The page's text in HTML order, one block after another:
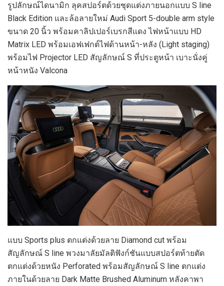
รูปลักษณ์ไดนามิก ลุคสปอร์ตด้วยชุดแต่งภายนอกแบบ S line
Black Edition และล้อลายใหม่ Audi Sport 5-double arm style
ขนาด 20 นิ้ว พร้อมคาลิปเปอร์เบรกสีแดง ไฟหน้าแบบ HD
Matrix LED พร้อมเอฟเฟกต์ไฟด้านหน้า-หลัง (Light staging)
พร้อมไฟ Projector LED สัญลักษณ์ S ที่ประตูหน้า เบาะนั่งคู่
หน้าหนัง Valcona
แบบ Sports plus ตกแต่งด้วยลาย Diamond cut พร้อม
สัญลักษณ์ S line พวงมาลัยมัลติฟังก์ชันแบบสปอร์ตท้ายตัด
ตกแต่งด้วยหนัง Perforated พร้อมสัญลักษณ์ S line ตกแต่ง
ภายในด้วยลาย Dark Matte Brushed Aluminum หลังคาพา